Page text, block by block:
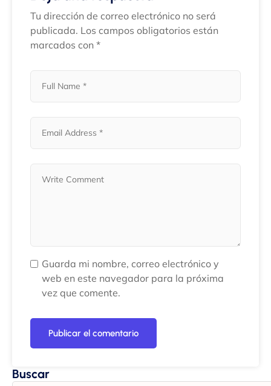
Tu dirección de correo electrónico no será
publicada. Los campos obligatorios están
marcados con *
Guarda mi nombre, correo electrónico y
web en este navegador para la próxima
vez que comente.
Buscar